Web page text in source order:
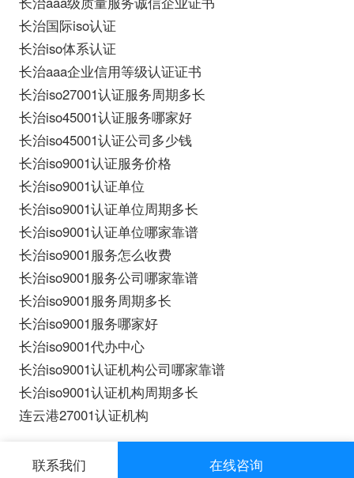
长治国际iso认证
长治iso体系认证
长治aaa企业信用等级认证证书
长治iso27001认证服务周期多长
长治iso45001认证服务哪家好
长治iso45001认证公司多少钱
长治iso9001认证服务价格
长治iso9001认证单位
长治iso9001认证单位周期多长
长治iso9001认证单位哪家靠谱
长治iso9001服务怎么收费
长治iso9001服务公司哪家靠谱
长治iso9001服务周期多长
长治iso9001服务哪家好
长治iso9001代办中心
长治iso9001认证机构公司哪家靠谱
长治iso9001认证机构周期多长
连云港27001认证机构
长治iso认证 机构的对象是特定产品包括服务，
联系我们 在线咨询